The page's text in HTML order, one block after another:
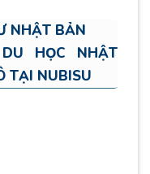
HỌC NHẬT
TẠI NUBISU